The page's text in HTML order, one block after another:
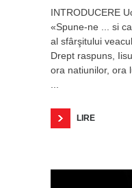
INTRODUCERE
«Spune-ne ... si
al sfârşitului
Drept raspuns,
ora natiunilor, ora
LIRE